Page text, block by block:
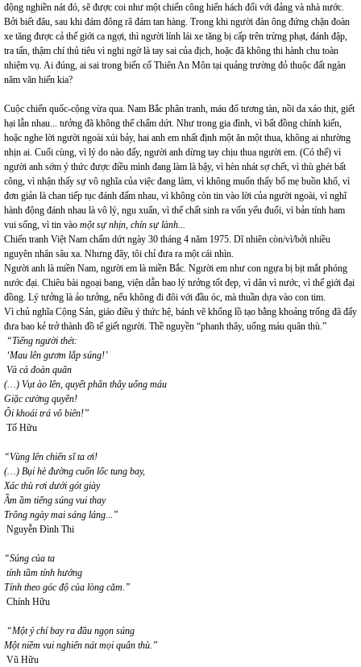
động nghiền nát đó, sẽ được coi như một chiến công hiển hách đối với đảng và nhà nước.
Bởi biết đâu, sau khi đám đông rã đám tan hàng. Trong khi người đàn ông đứng chặn đoàn
xe tăng được cả thế giới ca ngợi, thì người lính lái xe tăng bị cấp trên trừng phạt, đánh đập,
tra tấn, thậm chí thủ tiêu vì nghi ngờ là tay sai của địch, hoặc đã không thi hành chu toàn
nhiệm vụ. Ai đúng, ai sai trong biến cố Thiên An Môn tại quảng trường đỏ thuộc đất ngàn
năm văn hiến kia?
Cuộc chiến quốc-cộng vừa qua. Nam Bắc phân tranh, máu đổ tương tàn, nồi da xáo thịt, giết
hại lẫn nhau... tưởng đã không thể chấm dứt. Như trong gia đình, vì bất đồng chính kiến,
hoặc nghe lời người ngoài xúi bảy, hai anh em nhất định một ăn một thua, không ai nhường
nhịn ai. Cuối cùng, vì lý do nào đấy, người anh dừng tay chịu thua người em. (Có thể) vì
người anh sớm ý thức được điều mình đang làm là bậy, vì hèn nhát sợ chết, vì thù ghét bất
công, vì nhận thấy sự vô nghĩa của việc đang làm, vì không muốn thấy bố mẹ buồn khổ, vì
đơn giản là chan tiếp tục đánh đấm nhau, vì không còn tin vào lời của người ngoài, vì nghĩ
hành động đánh nhau là vô lý, ngu xuẩn, vì thể chất sinh ra vốn yếu đuối, vì bản tính ham
vui sống, vì tin vào một sự nhịn, chín sự lành...
Chiến tranh Việt Nam chấm dứt ngày 30 tháng 4 năm 1975. Dĩ nhiên còn/vì/bởi nhiều
nguyên nhân sâu xa. Nhưng đây, tôi chỉ đưa ra một cái nhìn.
Người anh là miền Nam, người em là miền Bắc. Người em như con ngựa bị bịt mắt phóng
nước đại. Chiêu bài ngoại bang, viện dẫn bao lý tưởng tốt đẹp, vì dân vì nước, vì thế giới đại
đồng. Lý tưởng là ảo tưởng, nếu không đi đôi với đầu óc, mà thuần dựa vào con tim.
Vì chủ nghĩa Cộng Sản, giáo điều ý thức hệ, bánh vẽ khổng lồ tạo bằng khoảng trống đã đẩy
đưa bao kẻ trở thành đồ tể giết người. Thề nguyền “phanh thây, uống máu quân thù.”
“Tiếng người thét:
‘Mau lên gươm lắp súng!’
Và cả đoàn quân
(…) Vụt ào lên, quyết phân thây uống máu
Giặc cường quyền!
Ôi khoái trá vô biên!”
Tố Hữu
“Vùng lên chiến sĩ ta ơi!
(…) Bụi hè đường cuốn lốc tung bay,
Xác thù rơi dưới gót giày
Ầm ầm tiếng súng vui thay
Trông ngày mai sáng láng...”
Nguyễn Đình Thi
“Súng của ta
tính tầm tính hướng
Tính theo góc độ của lòng căm.”
Chính Hữu
“Một ý chí bay ra đầu ngọn súng
Một niềm vui nghiến nát mọi quân thù.”
Vũ Hữu